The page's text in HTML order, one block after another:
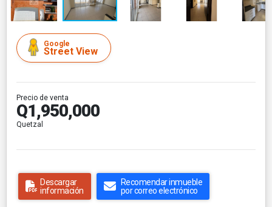
Google
Street View
Precio de venta
Q1,950,000
Quetzal
Descargar
información
Recomendar inmueble
por correo electrónico